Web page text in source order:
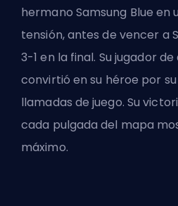
hermano Samsung Blue en
tensión, antes de vencer a
3-1 en la final. Su jugador
convirtió en su héroe por
llamadas de juego. Su
cada pulgada del mapa
máximo.